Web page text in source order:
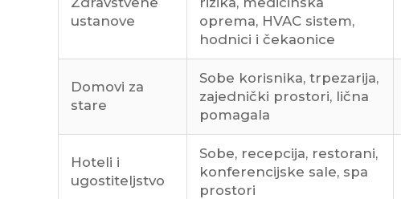
ustanove
oprema, HVAC sistem,
hodnici i čekaonice
Domovi za
stare
Sobe korisnika, trpezarija,
zajednički prostori, lična
pomagala
Hoteli i
ugostiteljstvo
Sobe, recepcija, restorani,
konferencijske sale, spa
prostori